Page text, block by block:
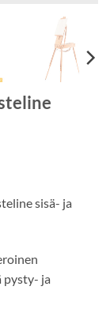
sisä- ja
pysty- ja